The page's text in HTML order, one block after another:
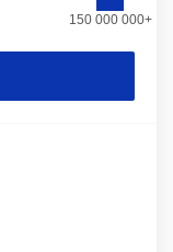
150 000 000+